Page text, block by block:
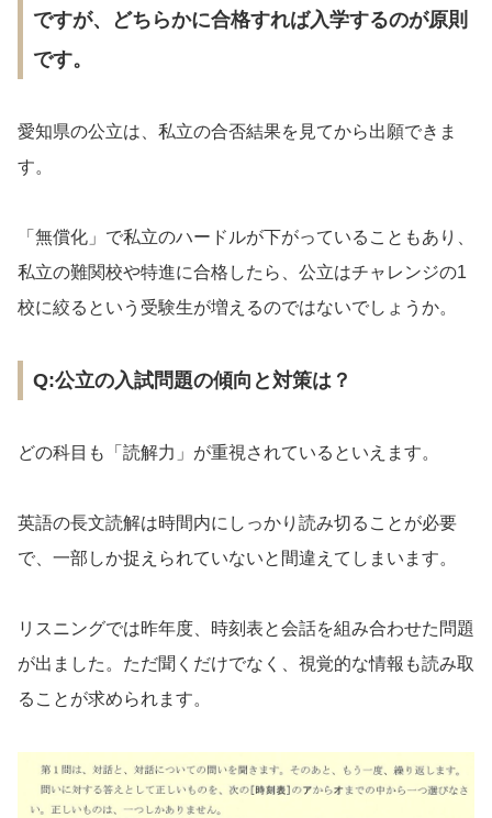
ですが、どちらかに合格すれば入学するのが原則
です。
愛知県の公立は、私立の合否結果を見てから出願できま
す。
「無償化」で私立のハードルが下がっていることもあり、
私立の難関校や特進に合格したら、公立はチャレンジの1
校に絞るという受験生が増えるのではないでしょうか。
Q:公立の入試問題の傾向と対策は？
どの科目も「読解力」が重視されているといえます。
英語の長文読解は時間内にしっかり読み切ることが必要
で、一部しか捉えられていないと間違えてしまいます。
リスニングでは昨年度、時刻表と会話を組み合わせた問題
が出ました。ただ聞くだけでなく、視覚的な情報も読み取
ることが求められます。